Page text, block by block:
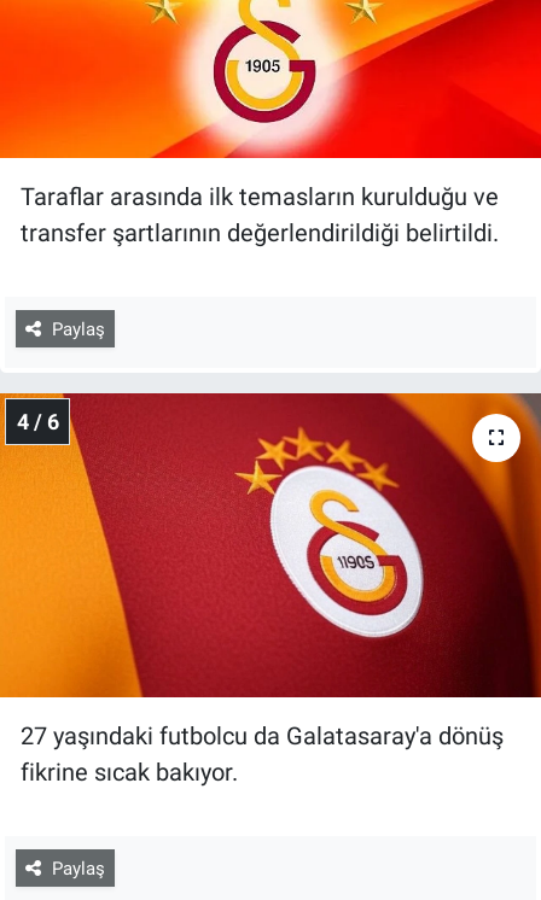
Taraflar arasında ilk temasların kurulduğu ve
transfer şartlarının değerlendirildiği belirtildi.
Paylaş
4 / 6
27 yaşındaki futbolcu da Galatasaray'a dönüş
fikrine sıcak bakıyor.
Paylaş